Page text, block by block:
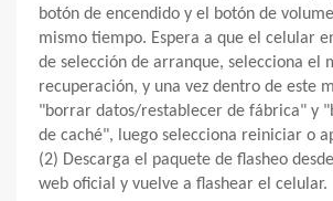
botón de encendido y el botón de
mismo tiempo. Espera a que el celular
de selección de arranque, selecciona el
recuperación, y una vez dentro de este
"borrar datos/restablecer de fábrica" y
de caché", luego selecciona reiniciar o
(2) Descarga el paquete de flasheo
web oficial y vuelve a flashear el celular.